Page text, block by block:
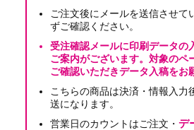
ご注文後にメールを送信させて
ずご確認ください。
受注確認メールに印刷データの
ご案内がございます。対象のペ
ご確認いただきデータ入稿をお
こちらの商品は決済・情報入力
送になります。
営業日のカウントはご注文・ デ